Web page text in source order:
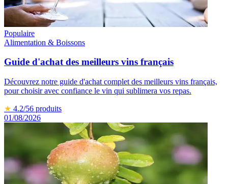
Populaire
Alimentation & Boissons
Guide d'achat des meilleurs vins français
Découvrez notre guide d'achat complet des meilleurs vins français,
pour choisir avec confiance le vin qui sublimera vos repas.
★ 4.2/56 produits
01/08/2026